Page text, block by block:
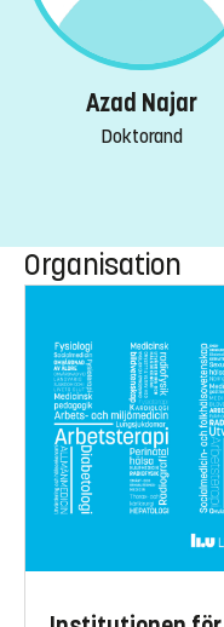
Azad Najar
Doktorand
Organisation